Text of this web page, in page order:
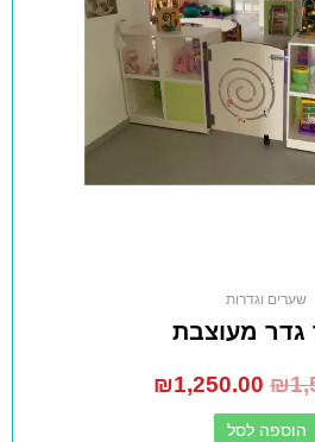
שערים וגדרות
גדר מעוצבת
₪
₪1,250.00
הוספה לסל